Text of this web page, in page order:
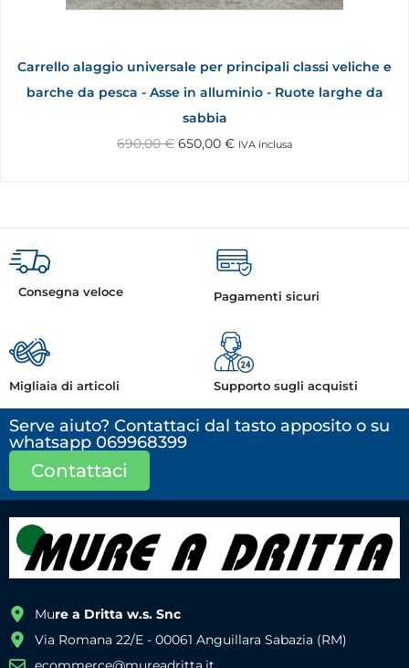
Carrello alaggio universale per principali classi veliche e
barche da pesca - Asse in alluminio - Ruote larghe da
sabbia
690,00€ 650,00 € IVA inclusa
Consegna veloce Pagamenti sicuri
Migliaia di articoli Supporto sugli acquisti
Serve aiuto? Contattaci dal tasto apposito o su
whatsapp 069968399
Contattaci
Mure a Dritta w.s. Snc
Via Romana 22/E - 00061 Anguillara Sabazia (RM)